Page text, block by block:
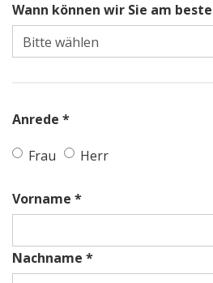
Wann können wir Sie am
Anrede *
Frau Herr
Vorname *
Nachname *